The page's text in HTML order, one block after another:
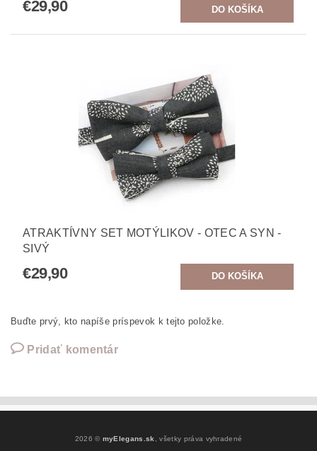
€29,90
ATRAKTÍVNY SET MOTÝLIKOV - OTEC A SYN -
SIVÝ
€29,90
Buďte prvý, kto napíše príspevok k tejto položke.
Pridať komentár
2026 © myElegans.sk , všetky práva vyhradené